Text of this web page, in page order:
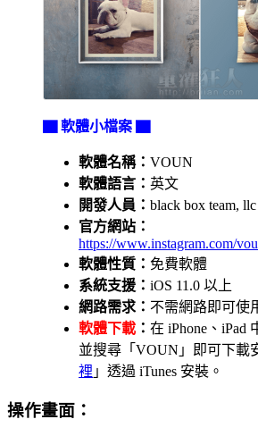
▇ 軟體小檔案 ▇
軟體名稱： VOUN
軟體語言： 英文
開發人員： black box team, llc
官方網站：
https://www.instagram.com/
軟體性質： 免費軟體
系統支援： iOS 11.0 以上
網路需求： 不需網路即可使
軟體下載 ： 在 iPhone、iPad
並搜尋「VOUN」即可下載
裡 」透過 iTunes 安裝。
操作畫面：